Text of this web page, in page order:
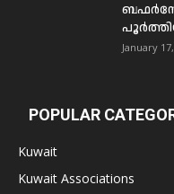
January
POPULAR
Kuwait
Kuwait Associations